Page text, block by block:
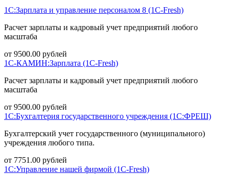
1С:Зарплата и управление персоналом 8 (1С-Fresh)
Расчет зарплаты и кадровый учет предприятий любого
масштаба
от 9500.00 рублей
1С-КАМИН:Зарплата (1С-Fresh)
Расчет зарплаты и кадровый учет предприятий любого
масштаба
от 9500.00 рублей
1С:Бухгалтерия государственного учреждения (1С:ФРЕШ)
Бухгалтерский учет государственного (муниципального)
учреждения любого типа.
от 7751.00 рублей
1С:Управление нашей фирмой (1С-Fresh)